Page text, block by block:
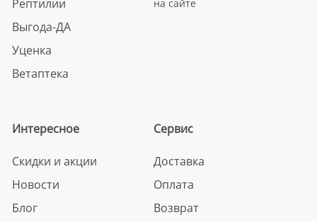
Рептилии
Выгода-ДА
Уценка
Ветаптека
на сайте
Интересное
Скидки и акции
Новости
Блог
Сервис
Доставка
Оплата
Возврат